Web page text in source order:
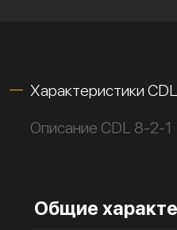
Характеристики
Описание CDL 8-2-1
Общие